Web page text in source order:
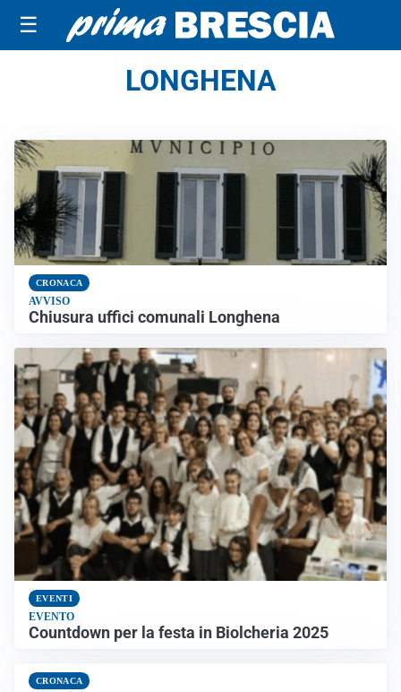
☰
LONGHENA
CRONACA
AVVISO
Chiusura uffici comunali Longhena
EVENTI
EVENTO
Countdown per la festa in Biolcheria 2025
CRONACA